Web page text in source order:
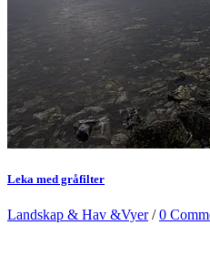
Leka med gråfilter
Landskap & Hav &Vyer/0